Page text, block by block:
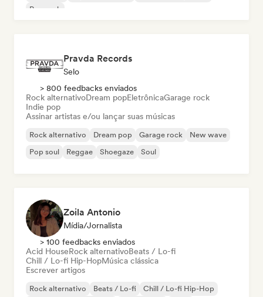
Pop rock
Pravda Records
Selo
> 800 feedbacks enviados
Rock alternativoDream popEletrônicaGarage rock
Indie pop
Assinar artistas e/ou lançar suas músicas
Rock alternativo Dream pop Garage rock
New wave
Pop soul
Reggae Shoegaze Soul
Zoila Antonio
Mídia/Jornalista
> 100 feedbacks enviados
Acid HouseRock alternativoBeats / Lo-fi
Chill / Lo-fi Hip-HopMúsica clássica
Escrever artigos
Rock alternativo Beats / Lo-fi
Chill / Lo-fi Hip-Hop